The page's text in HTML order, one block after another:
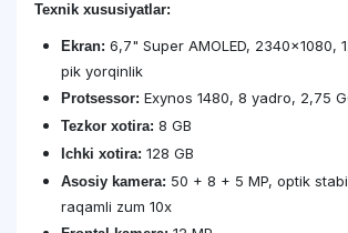
Texnik xususiyatlar:
Ekran: 6,7" Super AMOLED, 2340×1080,
pik yorqinlik
Protsessor: Exynos 1480, 8 yadro, 2,75
Tezkor xotira: 8 GB
Ichki xotira: 128 GB
Asosiy kamera: 50 + 8 + 5 MP, optik
raqamli zum 10x